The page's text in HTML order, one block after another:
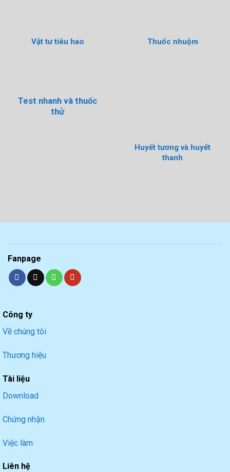
Vật tư tiêu hao Thuốc nhuộm
Test nhanh và thuốc
thử
Huyết tương và huyết
thanh
Fanpage
Công ty
Về chúng tôi
Thương hiệu
Tài liệu
Download
Chứng nhận
Việc làm
Liên hệ